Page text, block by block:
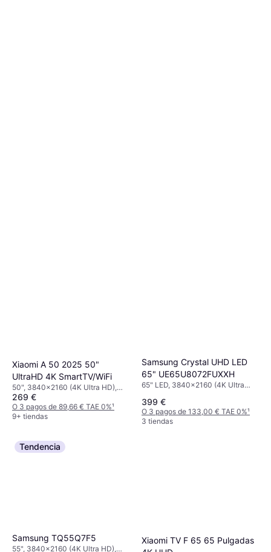
Xiaomi A 50 2025 50"
UltraHD 4K SmartTV/WiFi
50", 3840x2160 (4K Ultra HD),
Smart TV
269 €
O 3 pagos de 89,66 € TAE 0%¹
9+ tiendas
Samsung Crystal UHD LED
65" UE65U8072FUXXH
65" LED, 3840x2160 (4K Ultra
399 €
O 3 pagos de 133,00 € TAE 0%¹
3 tiendas
Tendencia
Samsung TQ55Q7F5
55", 3840x2160 (4K Ultra HD),
Xiaomi TV F 65 65 Pulgadas